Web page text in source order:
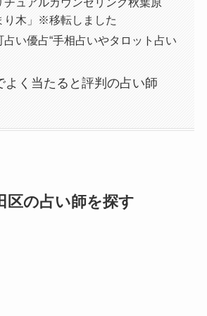
り木」※移転しました
占い優占“手相占いやタロット占い
よく当たると評判の占い師
区の占い師を探す